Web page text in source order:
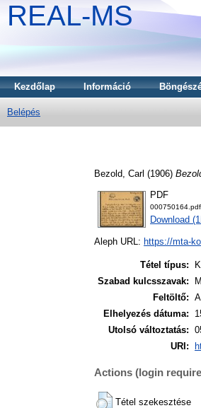
REAL-MS
Kezdőlap Információ
Belépés
Bezold, Carl (1906)
PDF
000750164.pdf
Download
Aleph URL: https://mta-
Tétel típus:
Szabad kulcsszavak:
Feltöltő:
Elhelyezés dátuma:
Utolsó változtatás:
URI:
Actions (login
Tétel szekesztése